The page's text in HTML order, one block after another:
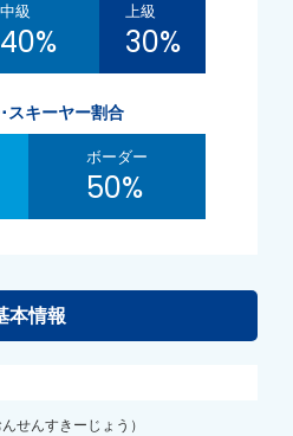
中級
40%
上級
30%
スキーヤー割合
ボーダー
50%
本情報
んせんすきーじょう）